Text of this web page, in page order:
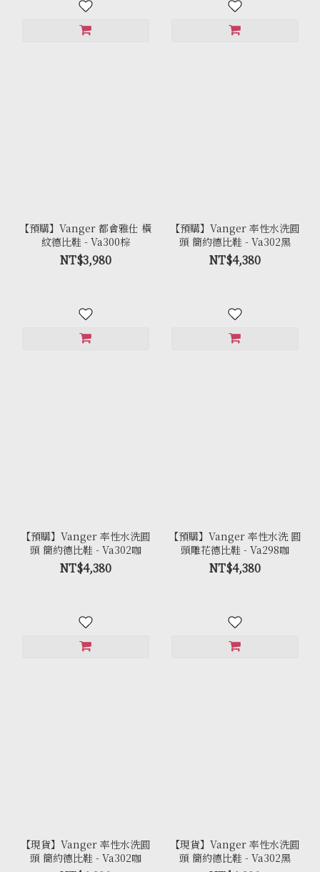
【預購】Vanger 都會雅仕 橫
紋德比鞋 - Va300棕
NT$3,980
【預購】Vanger 率性水洗圓
頭 簡約德比鞋 - Va302黑
NT$4,380
【預購】Vanger 率性水洗圓
頭 簡約德比鞋 - Va302咖
NT$4,380
【預購】Vanger 率性水洗 圓
頭雕花德比鞋 - Va298咖
NT$4,380
【現貨】Vanger 率性水洗圓
頭 簡約德比鞋 - Va302咖
【現貨】Vanger 率性水洗圓
頭 簡約德比鞋 - Va302黑